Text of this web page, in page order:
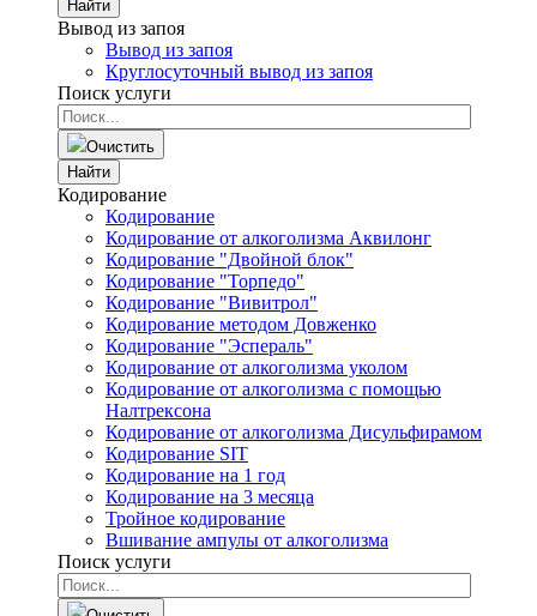
Найти
Вывод из запоя
Вывод из запоя
Круглосуточный вывод из запоя
Поиск услуги
Очистить
Найти
Кодирование
Кодирование
Кодирование от алкоголизма Аквилонг
Кодирование "Двойной блок"
Кодирование "Торпедо"
Кодирование "Вивитрол"
Кодирование методом Довженко
Кодирование "Эспераль"
Кодирование от алкоголизма уколом
Кодирование от алкоголизма с помощью
Налтрексона
Кодирование от алкоголизма Дисульфирамом
Кодирование SIT
Кодирование на 1 год
Кодирование на 3 месяца
Тройное кодирование
Вшивание ампулы от алкоголизма
Поиск услуги